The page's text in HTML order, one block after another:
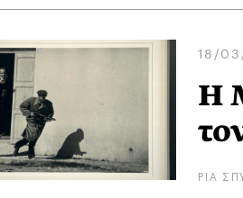
18/
Η
ΡΙΑ